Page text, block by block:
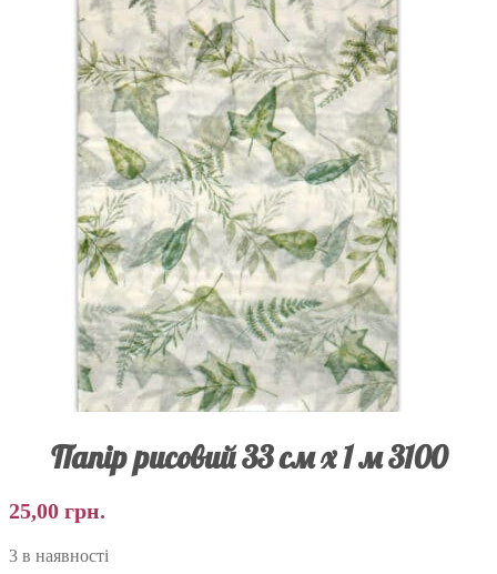
Папір рисовий 33 см х 1 м 3100
25,00 грн.
3 в наявності